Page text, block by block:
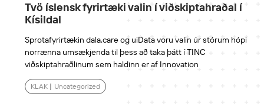
Tvö íslensk fyrirtæki valin í viðskiptahraðal í
Kísildal
Sprotafyrirtækin dala.care og uiData voru valin úr stórum hópi
norrænna umsækjenda til þess að taka þátt í TINC
viðskiptahraðlinum sem haldinn er af Innovation
KLAK | Uncategorized